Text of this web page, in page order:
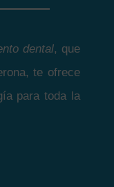
dental, que
te ofrece
para toda la